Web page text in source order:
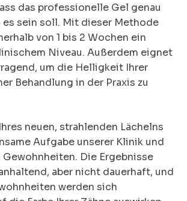
das professionelle Gel genau
es sein soll. Mit dieser Methode
von 1 bis 2 Wochen ein
Niveau. Außerdem eignet
um die Helligkeit Ihrer
Behandlung in der Praxis zu
neuen, strahlenden Lächelns
Aufgabe unserer Klinik und
Gewohnheiten. Die Ergebnisse
aber nicht dauerhaft, und
werden sich